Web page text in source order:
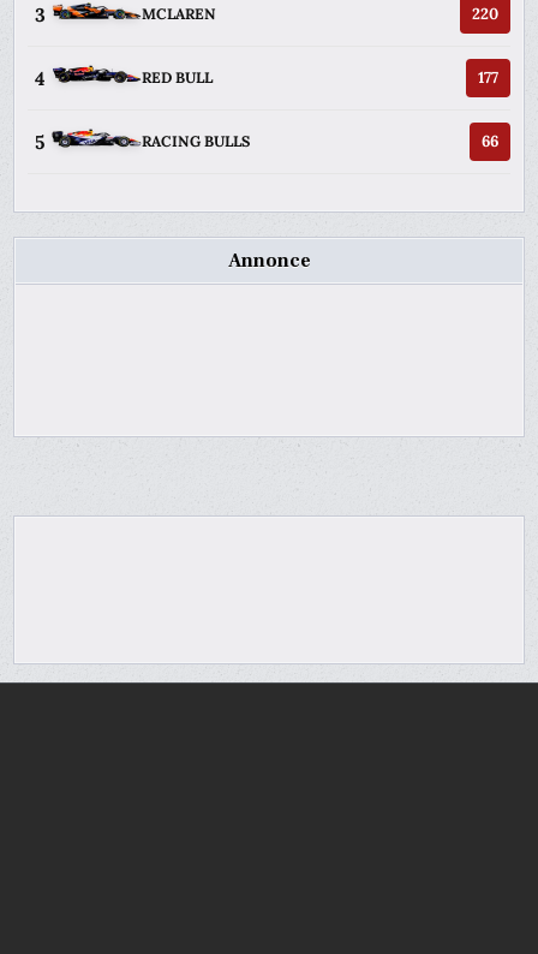
3 MCLAREN 220
4 RED BULL 177
5 RACING BULLS 66
Annonce